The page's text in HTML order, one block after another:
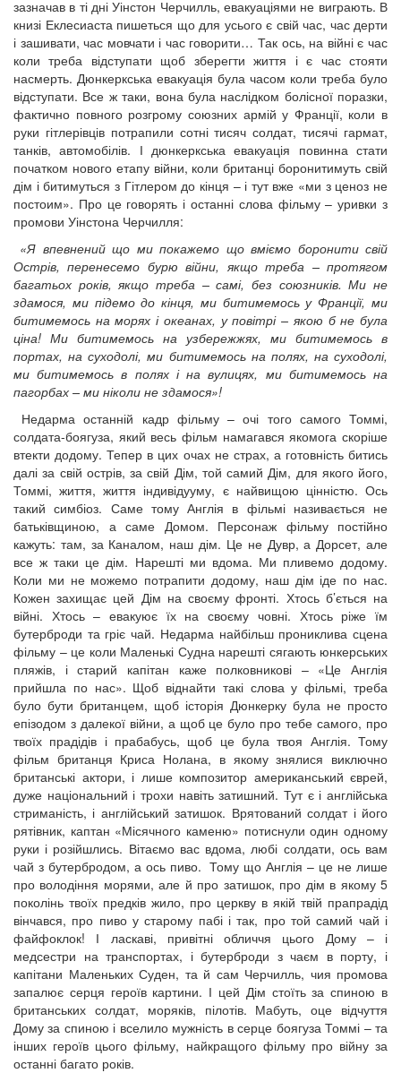
зазначав в ті дні Уінстон Черчилль, евакуаціями не виграють. В
книзі Еклесиаста пишеться що для усього є свій час, час дерти
і зашивати, час мовчати і час говорити… Так ось, на війні є час
коли треба відступати щоб зберегти життя і є час стояти
насмерть. Дюнкеркська евакуація була часом коли треба було
відступати. Все ж таки, вона була наслідком болісної поразки,
фактично повного розгрому союзних армій у Франції, коли в
руки гітлерівців потрапили сотні тисяч солдат, тисячі гармат,
танків, автомобілів. І дюнкеркська евакуація повинна стати
початком нового етапу війни, коли британці боронитимуть свій
дім і битимуться з Гітлером до кінця – і тут вже «ми з ценоз не
постоим». Про це говорять і останні слова фільму – уривки з
промови Уінстона Черчилля:
«Я впевнений що ми покажемо що вміємо боронити свій
Острів, перенесемо бурю війни, якщо треба – протягом
багатьох років, якщо треба – самі, без союзників. Ми не
здамося, ми підемо до кінця, ми битимемось у Франції, ми
битимемось на морях і океанах, у повітрі – якою б не була
ціна! Ми битимемось на узбережжях, ми битимемось в
портах, на суходолі, ми битимемось на полях, на суходолі,
ми битимемось в полях і на вулицях, ми битимемось на
пагорбах – ми ніколи не здамося»!
Недарма останній кадр фільму – очі того самого Томмі,
солдата-боягуза, який весь фільм намагався якомога скоріше
втекти додому. Тепер в цих очах не страх, а готовність битись
далі за свій острів, за свій Дім, той самий Дім, для якого його,
Томмі, життя, життя індивідууму, є найвищою цінністю. Ось
такий симбіоз. Саме тому Англія в фільмі називається не
батьківщиною, а саме Домом. Персонаж фільму постійно
кажуть: там, за Каналом, наш дім. Це не Дувр, а Дорсет, але
все ж таки це дім. Нарешті ми вдома. Ми пливемо додому.
Коли ми не можемо потрапити додому, наш дім іде по нас.
Кожен захищає цей Дім на своєму фронті. Хтось б’ється на
війні. Хтось – евакуює їх на своєму човні. Хтось ріже їм
бутерброди та гріє чай. Недарма найбільш прониклива сцена
фільму – це коли Маленькі Судна нарешті сягають юнкерських
пляжів, і старий капітан каже полковникові – «Це Англія
прийшла по нас». Щоб віднайти такі слова у фільмі, треба
було бути британцем, щоб історія Дюнкерку була не просто
епізодом з далекої війни, а щоб це було про тебе самого, про
твоїх прадідів і прабабусь, щоб це була твоя Англія. Тому
фільм британця Криса Нолана, в якому знялися виключно
британські актори, і лише композитор американський єврей,
дуже національний і трохи навіть затишний. Тут є і англійська
стриманість, і англійський затишок. Врятований солдат і його
рятівник, каптан «Місячного каменю» потиснули один одному
руки і розійшлись. Вітаємо вас вдома, любі солдати, ось вам
чай з бутербродом, а ось пиво. Тому що Англія – це не лише
про володіння морями, але й про затишок, про дім в якому 5
поколінь твоїх предків жило, про церкву в якій твій прапрадід
вінчався, про пиво у старому пабі і так, про той самий чай і
файфоклок! І ласкаві, привітні обличчя цього Дому – і
медсестри на транспортах, і бутерброди з чаєм в порту, і
капітани Маленьких Суден, та й сам Черчилль, чия промова
запалює серця героїв картини. І цей Дім стоїть за спиною в
британських солдат, моряків, пілотів. Мабуть, оце відчуття
Дому за спиною і вселило мужність в серце боягуза Томмі – та
інших героїв цього фільму, найкращого фільму про війну за
останні багато років.